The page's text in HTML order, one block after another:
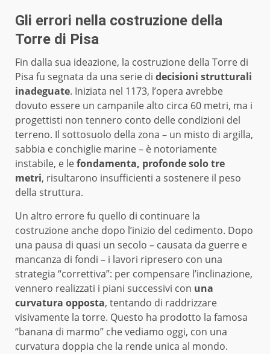
Gli errori nella costruzione della
Torre di Pisa
Fin dalla sua ideazione, la costruzione della Torre di
Pisa fu segnata da una serie di decisioni strutturali
inadeguate. Iniziata nel 1173, l’opera avrebbe
dovuto essere un campanile alto circa 60 metri, ma i
progettisti non tennero conto delle condizioni del
terreno. Il sottosuolo della zona – un misto di argilla,
sabbia e conchiglie marine – è notoriamente
instabile, e lefondamenta, profonde solo tre
metri, risultarono insufficienti a sostenere il peso
della struttura.
Un altro errore fu quello di continuare la
costruzione anche dopo l’inizio del cedimento. Dopo
una pausa di quasi un secolo – causata da guerre e
mancanza di fondi – i lavori ripresero con una
strategia “correttiva”: per compensare l’inclinazione,
vennero realizzati i piani successivi con una
curvatura opposta, tentando di raddrizzare
visivamente la torre. Questo ha prodotto la famosa
“banana di marmo” che vediamo oggi, con una
curvatura doppia che la rende unica al mondo.